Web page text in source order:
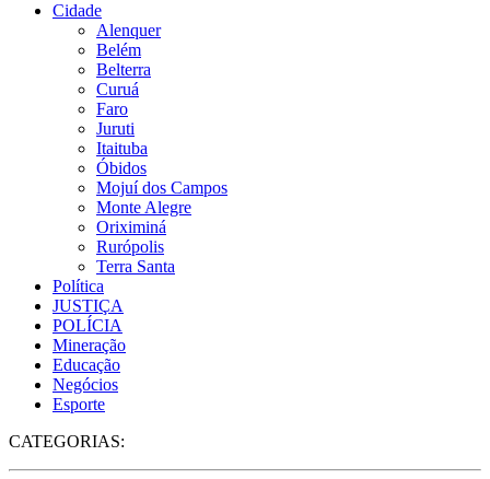
Cidade
Alenquer
Belém
Belterra
Curuá
Faro
Juruti
Itaituba
Óbidos
Mojuí dos Campos
Monte Alegre
Oriximiná
Rurópolis
Terra Santa
Política
JUSTIÇA
POLÍCIA
Mineração
Educação
Negócios
Esporte
CATEGORIAS: